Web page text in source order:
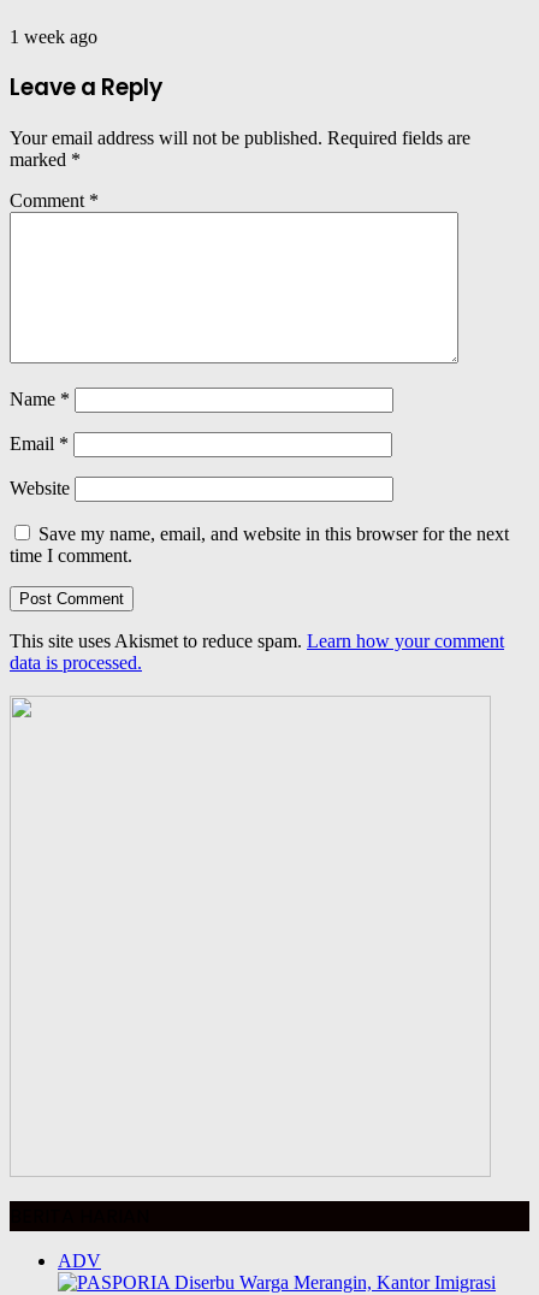
1 week ago
Leave a Reply
Your email address will not be published. Required fields are
marked *
Comment *
Name *
Email *
Website
Save my name, email, and website in this browser for the next
time I comment.
This site uses Akismet to reduce spam. Learn how your comment
data is processed.
ADV